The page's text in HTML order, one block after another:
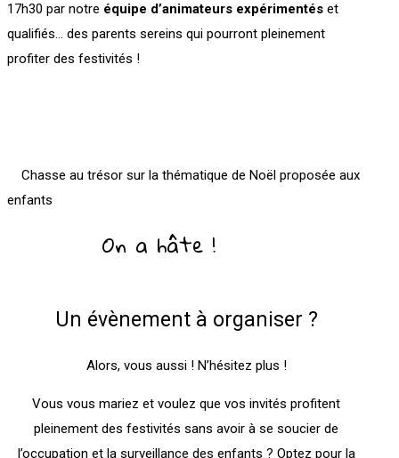
17h30 par notre équipe d’animateurs expérimentés et
qualifiés… des parents sereins qui pourront pleinement
profiter des festivités !
Chasse au trésor sur la thématique de Noël proposée aux
enfants
On a hâte !
Un évènement à organiser ?
Alors, vous aussi ! N’hésitez plus !
Vous vous mariez et voulez que vos invités profitent
pleinement des festivités sans avoir à se soucier de
l’occupation et la surveillance des enfants ? Optez pour la